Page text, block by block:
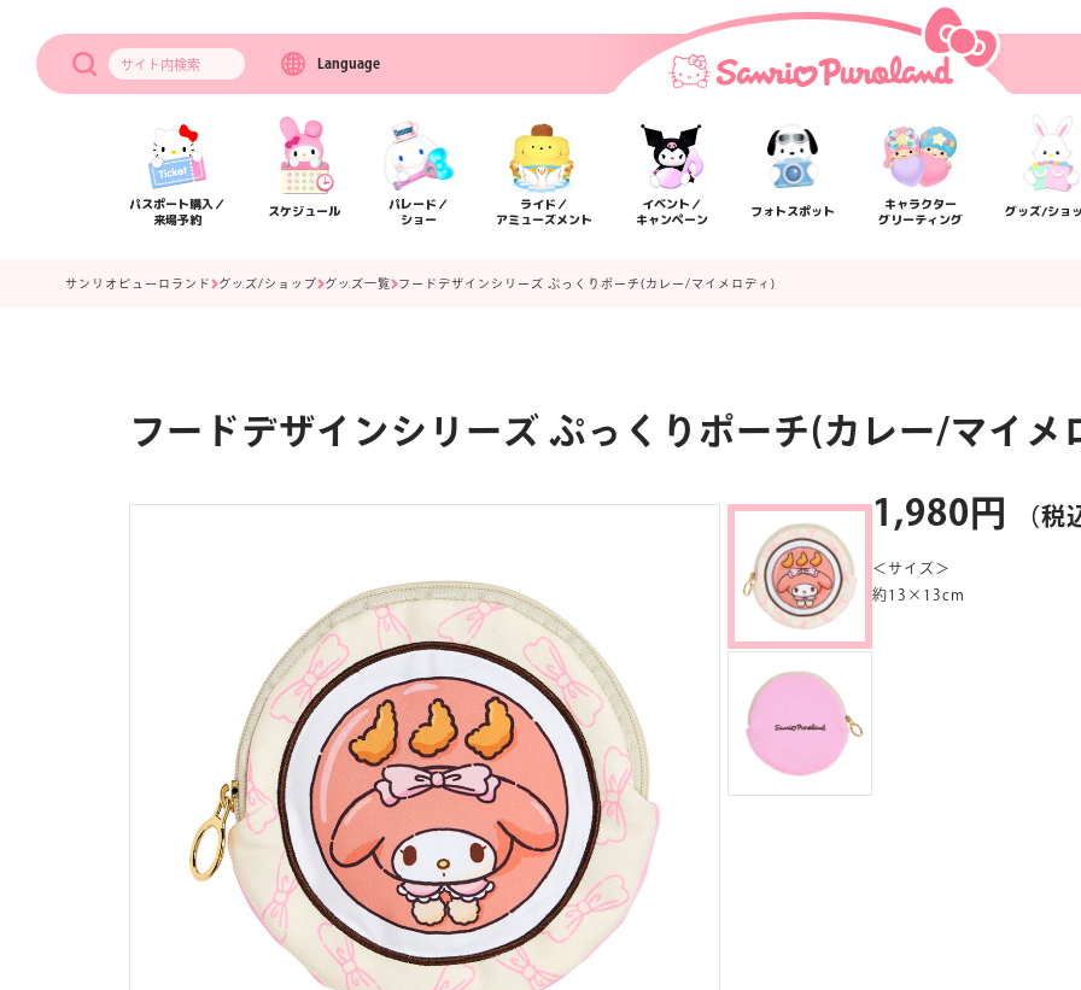
サイト内検索 Language
パスポート購入／
来場予約
スケジュール
パレード／
ショー
ライド／
アミューズメント
イベント／
キャンペーン
フォトスポット
キャラクター
グリーティング
グッズ/ショ
よくあるご質問
サンリオピューロランド グッズ/ショップ グッズ一覧 フードデザインシリーズ ぷっくりポーチ(カレー/マイメロディ)
フードデザインシリーズ ぷっくりポーチ(カレー/マイメ
1,980円 （税
＜サイズ＞
約13×13cm